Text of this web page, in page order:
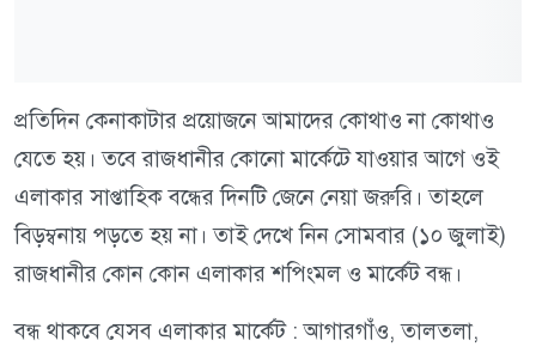
প্রতিদিন কেনাকাটার প্রয়োজনে আমাদের কোথাও না কোথাও
যেতে হয়। তবে রাজধানীর কোনো মার্কেটে যাওয়ার আগে ওই
এলাকার সাপ্তাহিক বন্ধের দিনটি জেনে নেয়া জরুরি। তাহলে
বিড়ম্বনায় পড়তে হয় না। তাই দেখে নিন সোমবার (১০ জুলাই)
রাজধানীর কোন কোন এলাকার শপিংমল ও মার্কেট বন্ধ।
বন্ধ থাকবে যেসব এলাকার মার্কেট : আগারগাঁও, তালতলা,